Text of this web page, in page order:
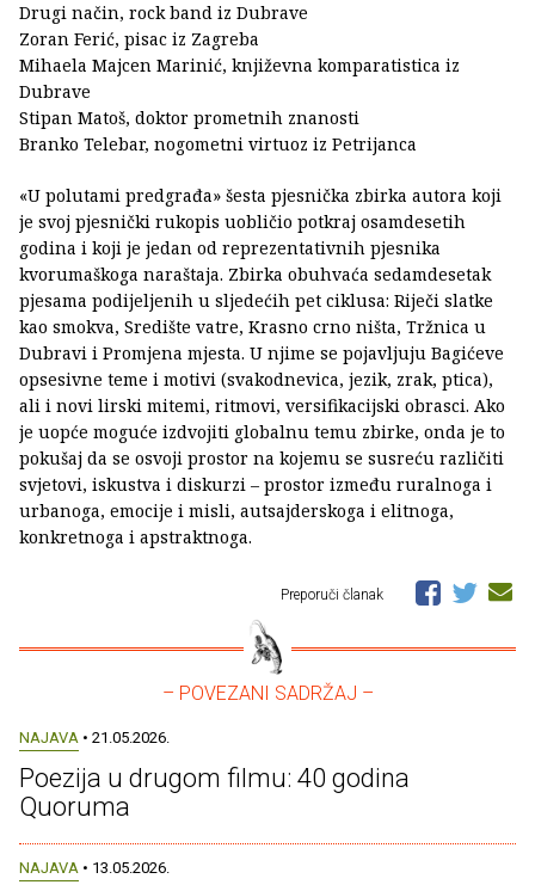
Drugi način, rock band iz Dubrave
Zoran Ferić, pisac iz Zagreba
Mihaela Majcen Marinić, književna komparatistica iz
Dubrave
Stipan Matoš, doktor prometnih znanosti
Branko Telebar, nogometni virtuoz iz Petrijanca
«U polutami predgrađa» šesta pjesnička zbirka autora koji
je svoj pjesnički rukopis uobličio potkraj osamdesetih
godina i koji je jedan od reprezentativnih pjesnika
kvorumaškoga naraštaja. Zbirka obuhvaća sedamdesetak
pjesama podijeljenih u sljedećih pet ciklusa: Riječi slatke
kao smokva, Središte vatre, Krasno crno ništa, Tržnica u
Dubravi i Promjena mjesta. U njime se pojavljuju Bagićeve
opsesivne teme i motivi (svakodnevica, jezik, zrak, ptica),
ali i novi lirski mitemi, ritmovi, versifikacijski obrasci. Ako
je uopće moguće izdvojiti globalnu temu zbirke, onda je to
pokušaj da se osvoji prostor na kojemu se susreću različiti
svjetovi, iskustva i diskurzi – prostor između ruralnoga i
urbanoga, emocije i misli, autsajderskoga i elitnoga,
konkretnoga i apstraktnoga.
Preporuči članak
– POVEZANI SADRŽAJ –
NAJAVA • 21.05.2026.
Poezija u drugom filmu: 40 godina
Quoruma
NAJAVA • 13.05.2026.